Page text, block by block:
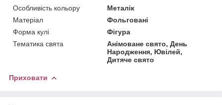
Особливість кольору
Металік
Матеріал
Фольговані
Форма кулі
Фігура
Тематика свята
Анімоване свято, День
Народження, Ювілей,
Дитяче свято
Приховати